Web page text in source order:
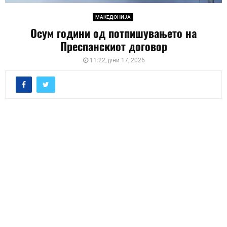
МАКЕДОНИЈА
Осум години од потпишувањето на
Преспанскиот договор
11:22, јуни 17, 2026